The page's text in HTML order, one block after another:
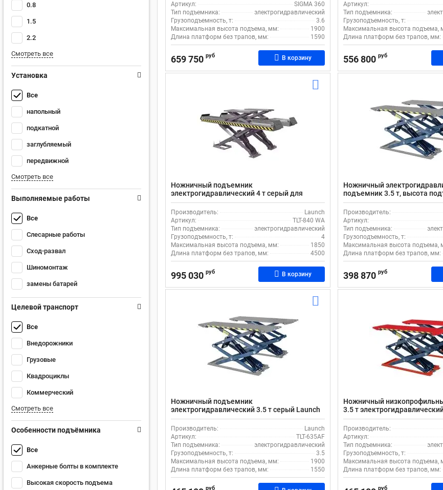
0.8
1.5
2.2
Смотреть все
Установка
Все
напольный
подкатной
заглубляемый
передвижной
Смотреть все
Выполняемые работы
Все
Слесарные работы
Сход-развал
Шиномонтаж
замены батарей
Целевой транспорт
Все
Внедорожники
Грузовые
Квадроциклы
Коммерческий
Смотреть все
Особенности подъёмника
Все
Анкерные болты в комплекте
Высокая скорость подъема
Артикул:
SIGMA 360
Тип подъемника:
электрогидравлический
Грузоподъемность, т:
3.6
Максимальная высота подъема, мм:
1900
Длина платформ без трапов, мм:
1590
659 750 руб В корзину
Артикул:
Тип подъемника:
Грузоподъемность, т:
Максимальная высота подъема,
Длина платформ без трапов, мм:
556 800 руб
Ножничный подъемник
электрогидравлический 4 т серый для
легковых и внедорожников Launch TLT-840
WA
Производитель:
Launch
Артикул:
TLT-840 WA
Тип подъемника:
электрогидравлический
Грузоподъемность, т:
4
Максимальная высота подъема, мм:
1850
Длина платформ без трапов, мм:
4500
995 030 руб В корзину
Ножничный
подъемник 3.5 т, высота
серый, Launch TLT-635A
Производитель:
Артикул:
Тип подъемника:
Грузоподъемность, т:
Максимальная высота подъема,
Длина платформ без трапов, мм:
398 870 руб
Ножничный подъемник
электрогидравлический 3.5 т серый Launch
TLT-635AF
Производитель:
Launch
Артикул:
TLT-635AF
Тип подъемника:
электрогидравлический
Грузоподъемность, т:
3.5
Максимальная высота подъема, мм:
1900
Длина платформ без трапов, мм:
1550
руб
Ножничный
3.5 т
Launch TLT-635AF
Производитель:
Артикул:
Тип подъемника:
Грузоподъемность, т:
Максимальная высота подъема,
Длина платформ без трапов, мм:
руб